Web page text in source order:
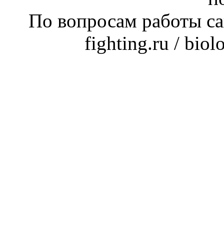
По вопросам работы
fighting.ru /